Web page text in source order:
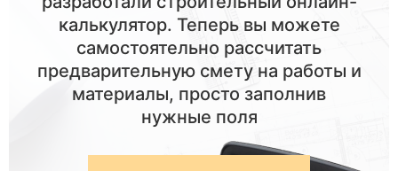
калькулятор. Теперь вы можете
самостоятельно рассчитать
предварительную смету на работы и
материалы, просто заполнив
нужные поля